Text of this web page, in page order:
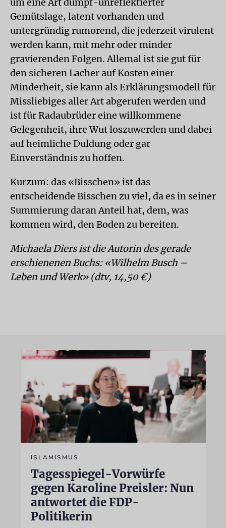
Gemütslage, latent vorhanden und
untergründig rumorend, die jederzeit virulent
werden kann, mit mehr oder minder
gravierenden Folgen. Allemal ist sie gut für
den sicheren Lacher auf Kosten einer
Minderheit, sie kann als Erklärungsmodell für
Missliebiges aller Art abgerufen werden und
ist für Radaubrüder eine willkommene
Gelegenheit, ihre Wut loszuwerden und dabei
auf heimliche Duldung oder gar
Einverständnis zu hoffen.
Kurzum: das «Bisschen» ist das
entscheidende Bisschen zu viel, da es in seiner
Summierung daran Anteil hat, dem, was
kommen wird, den Boden zu bereiten.
Michaela Diers ist die Autorin des gerade
erschienenen Buchs: «Wilhelm Busch –
Leben und Werk» (dtv, 14,50 €)
ISLAMISMUS
Tagesspiegel-Vorwürfe
gegen Karoline Preisler: Nun
antwortet die FDP-
Politikerin